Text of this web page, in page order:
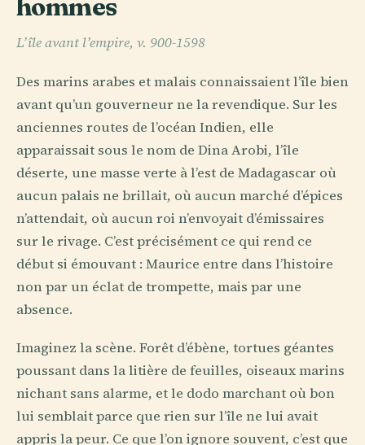
hommes
L’île avant l’empire, v. 900-1598
Des marins arabes et malais connaissaient l’île bien
avant qu’un gouverneur ne la revendique. Sur les
anciennes routes de l’océan Indien, elle
apparaissait sous le nom de Dina Arobi, l’île
déserte, une masse verte à l’est de Madagascar où
aucun palais ne brillait, où aucun marché d’épices
n’attendait, où aucun roi n’envoyait d’émissaires
sur le rivage. C’est précisément ce qui rend ce
début si émouvant : Maurice entre dans l’histoire
non par un éclat de trompette, mais par une
absence.
Imaginez la scène. Forêt d’ébène, tortues géantes
poussant dans la litière de feuilles, oiseaux marins
nichant sans alarme, et le dodo marchant où bon
lui semblait parce que rien sur l’île ne lui avait
appris la peur. Ce que l’on ignore souvent, c’est que